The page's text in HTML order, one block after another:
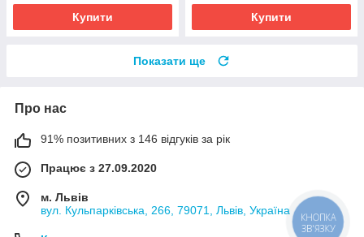
Купити Купити
Показати ще
Про нас
91% позитивних з 146 відгуків за рік
Працює з 27.09.2020
м. Львів
вул. Кульпарківська, 266, 79071, Львів, Україна
КНОПКА
ЗВ'ЯЗКУ